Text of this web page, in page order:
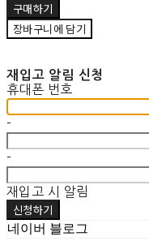
구매하기
장바구니에 담기
재입고 알림 신청
휴대폰 번호
-
-
재입고 시 알림
신청하기
네이버 블로그